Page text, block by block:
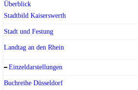
Überblick
Stadtbild Kaiserswerth
Stadt und Festung
Landtag an den Rhein
Einzeldarstellungen
Buchreihe Düsseldorf